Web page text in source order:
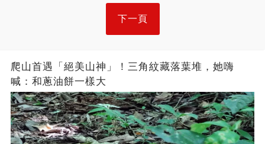
下一頁
爬山首遇「絕美山神」！三角紋藏落葉堆，她嗨
喊：和蔥油餅一樣大